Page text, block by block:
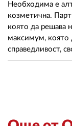
Необходима е
козметична.
която да решава
максимум, която
справедливост,